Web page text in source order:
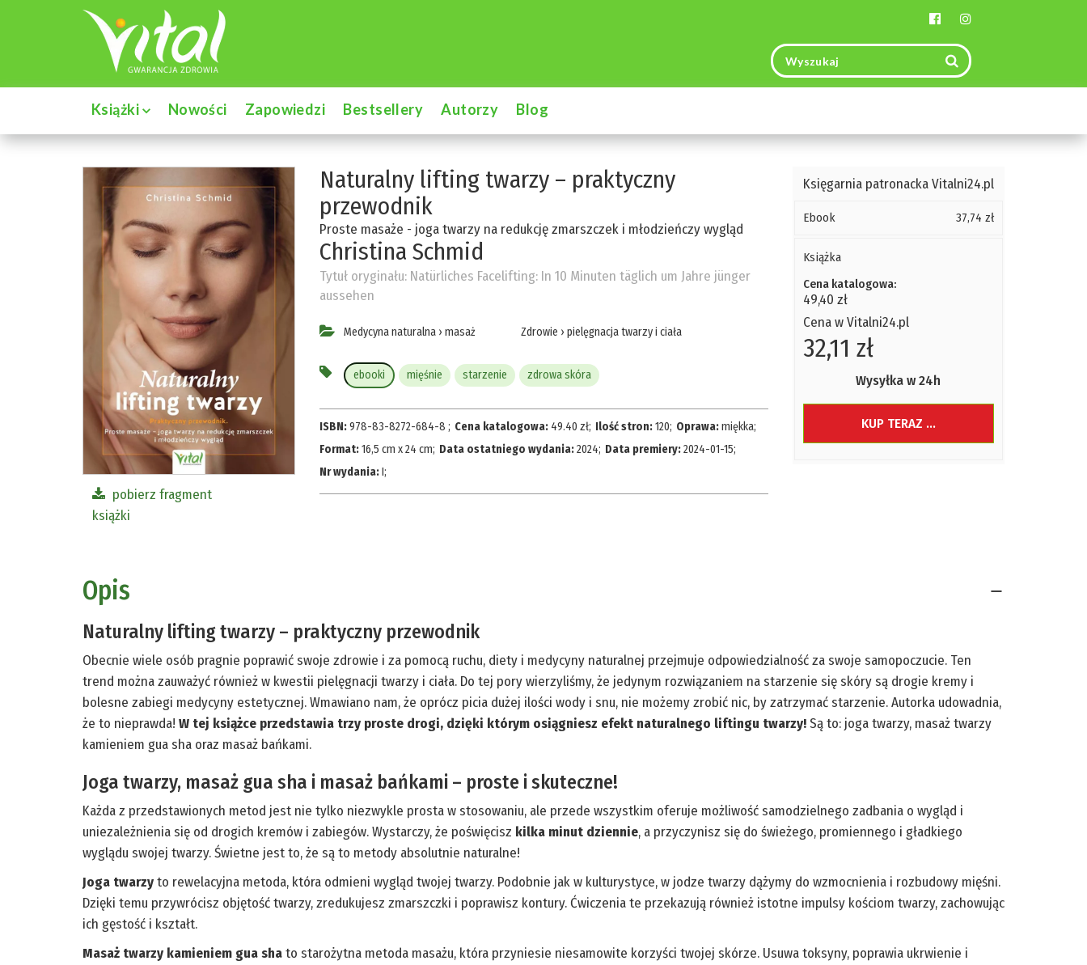
Książki Nowości Zapowiedzi Bestsellery Autorzy Blog
pobierz fragment
książki
Naturalny lifting twarzy – praktyczny
przewodnik
Proste masaże - joga twarzy na redukcję zmarszczek i młodzieńczy wygląd
Christina Schmid
Tytuł oryginału: Natürliches Facelifting: In 10 Minuten täglich um Jahre jünger
aussehen
Medycyna naturalna› masaż Zdrowie › pielęgnacja twarzy i ciała
ebooki mięśnie starzenie zdrowa skóra
ISBN:978-83-8272-684-8 ; Cena katalogowa: 49.40 zł; Ilość stron:120; Oprawa:miękka;
Format:16,5 cm x 24 cm; Data ostatniego wydania:2024; Data premiery:2024-01-15;
Nr wydania:I;
Księgarnia patronacka Vitalni24.pl
Ebook 37,74 zł
Książka
Cena katalogowa:
49,40 zł
Cena w Vitalni24.pl
32,11 zł
Wysyłka w 24h
KUP TERAZ ...
Opis
Naturalny lifting twarzy – praktyczny przewodnik
Obecnie wiele osób pragnie poprawić swoje zdrowie i za pomocą ruchu, diety i medycyny naturalnej przejmuje odpowiedzialność za swoje samopoczucie. Ten
trend można zauważyć również w kwestii pielęgnacji twarzy i ciała. Do tej pory wierzyliśmy, że jedynym rozwiązaniem na starzenie się skóry są drogie kremy i
bolesne zabiegi medycyny estetycznej. Wmawiano nam, że oprócz picia dużej ilości wody i snu, nie możemy zrobić nic, by zatrzymać starzenie. Autorka udowadnia,
że to nieprawda! W tej książce przedstawia trzy proste drogi, dzięki którym osiągniesz efekt naturalnego liftingu twarzy!Są to: joga twarzy, masaż twarzy
kamieniem gua sha oraz masaż bańkami.
Joga twarzy, masaż gua sha i masaż bańkami – proste i skuteczne!
Każda z przedstawionych metod jest nie tylko niezwykle prosta w stosowaniu, ale przede wszystkim oferuje możliwość samodzielnego zadbania o wygląd i
uniezależnienia się od drogich kremów i zabiegów. Wystarczy, że poświęcisz kilka minut dziennie, a przyczynisz się do świeżego, promiennego i gładkiego
wyglądu swojej twarzy. Świetne jest to, że są to metody absolutnie naturalne!
Joga twarzyto rewelacyjna metoda, która odmieni wygląd twojej twarzy. Podobnie jak w kulturystyce, w jodze twarzy dążymy do wzmocnienia i rozbudowy mięśni.
Dzięki temu przywrócisz objętość twarzy, zredukujesz zmarszczki i poprawisz kontury. Ćwiczenia te przekazują również istotne impulsy kościom twarzy, zachowując
ich gęstość i kształt.
Masaż twarzy kamieniem gua shato starożytna metoda masażu, która przyniesie niesamowite korzyści twojej skórze. Usuwa toksyny, poprawia ukrwienie i